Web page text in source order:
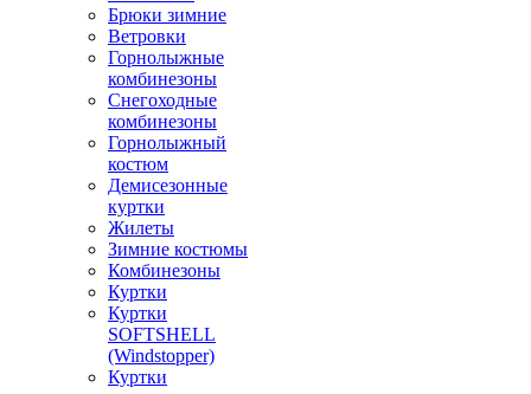
Брюки зимние
Ветровки
Горнолыжные
комбинезоны
Снегоходные
комбинезоны
Горнолыжный
костюм
Демисезонные
куртки
Жилеты
Зимние костюмы
Комбинезоны
Куртки
Куртки
SOFTSHELL
(Windstopper)
Куртки